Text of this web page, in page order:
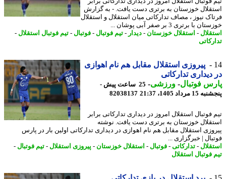
خوزستان به برتری دست یافت. - به گزارش
نیوز ، مصاف تدارکاتی میان استقلال و استقلال
با برتری 3 بر صفر آبی پوشان ...
-استقلال خوزستان-دیدار-تیم فوتبال-فوتبال-تیم فوتبال استقلال-
پیروزی استقلال مقابل هم نام اهوازی
تدارکاتی
فوتبال-ورزشی-
25 ساعت پیش -
1405، 21:37
82038137
فوتبال استقلال امروز در دیداری تدارکاتی برابر
خوزستان به برتری دست یافت. نوشته
استقلال مقابل هم نام اهوازی در دیداری تدارکاتی اولین بار در پارس
| خبرگزاری ...
-تدارکاتی-فوتبال-استقلال خوزستان-پیروزی استقلال-تیم فوتبال-
فوتبال استقلال